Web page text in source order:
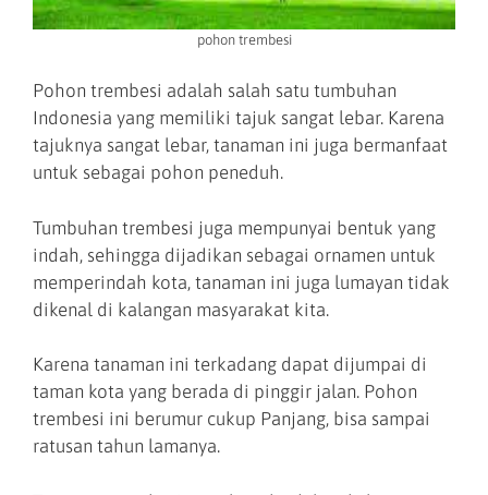
pohon trembesi
Pohon trembesi adalah salah satu tumbuhan
Indonesia yang memiliki tajuk sangat lebar. Karena
tajuknya sangat lebar, tanaman ini juga bermanfaat
untuk sebagai pohon peneduh.
Tumbuhan trembesi juga mempunyai bentuk yang
indah, sehingga dijadikan sebagai ornamen untuk
memperindah kota, tanaman ini juga lumayan tidak
dikenal di kalangan masyarakat kita.
Karena tanaman ini terkadang dapat dijumpai di
taman kota yang berada di pinggir jalan. Pohon
trembesi ini berumur cukup Panjang, bisa sampai
ratusan tahun lamanya.